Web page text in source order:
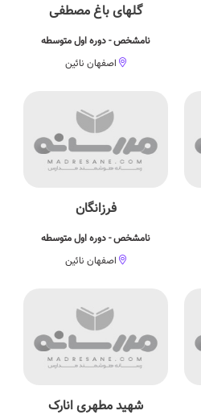
گلهای باغ مصطفی
نامشخص - دوره اول متوسطه
اصفهان نائین
فرزانگان
نامشخص - دوره اول متوسطه
اصفهان نائین
شهید مطهری انارک